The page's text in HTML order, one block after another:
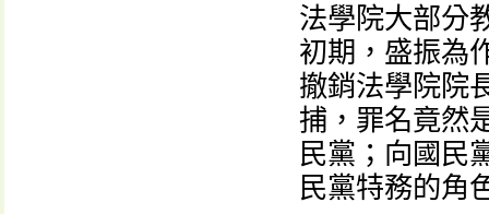
法學院大部分
初期，盛振為
撤銷法學院院
捕，罪名竟然
民黨；向國民
民黨特務的角